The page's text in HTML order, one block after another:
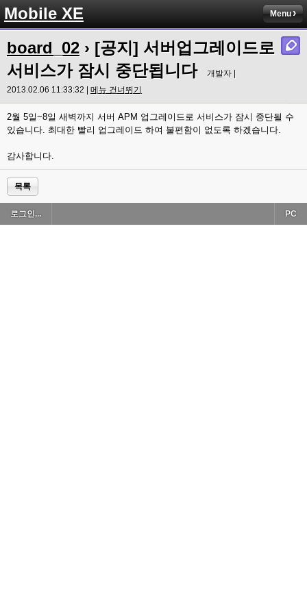
Mobile XE Menu
board_02 › [공지] 서버업그레이드로
서비스가 잠시 중단됩니다
개발자 |
2013.02.06 11:33:32 | 메뉴 건너뛰기
2월 5일~8일 새벽까지 서버 APM 업그레이드로 서비스가 잠시 중단될 수
있습니다. 최대한 빨리 업그레이드 하여 불편함이 없도록 하겠습니다.
감사합니다.
목록
로그인... PC